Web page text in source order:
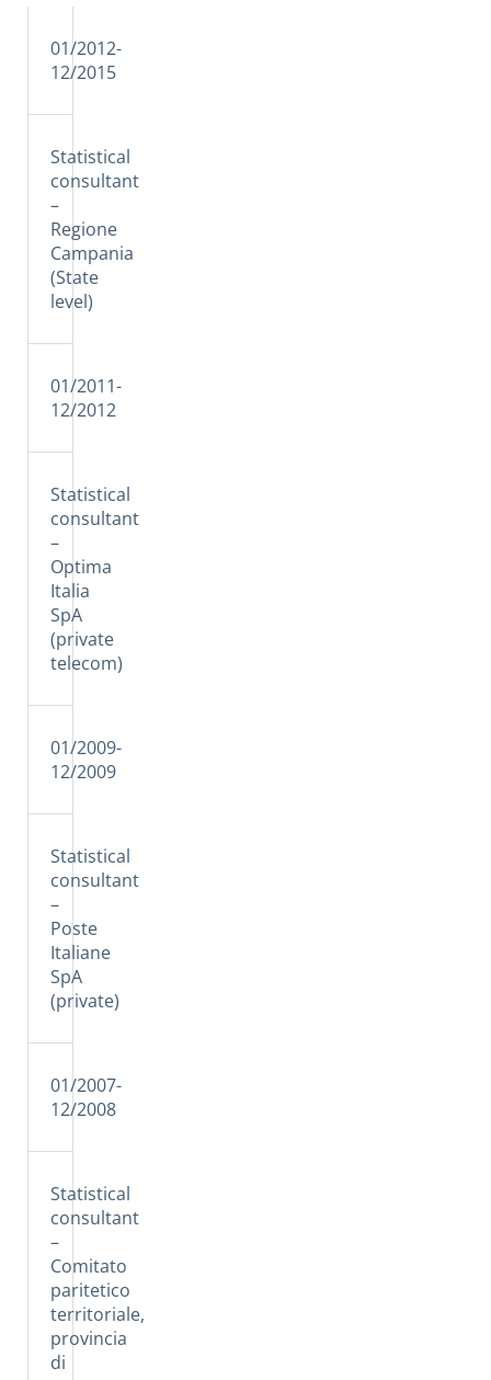
01/2012-
12/2015
Statistical
consultant
–
Regione
Campania
(State
level)
01/2011-
12/2012
Statistical
consultant
–
Optima
Italia
SpA
(private
telecom)
01/2009-
12/2009
Statistical
consultant
–
Poste
Italiane
SpA
(private)
01/2007-
12/2008
Statistical
consultant
–
Comitato
paritetico
territoriale,
provincia
di